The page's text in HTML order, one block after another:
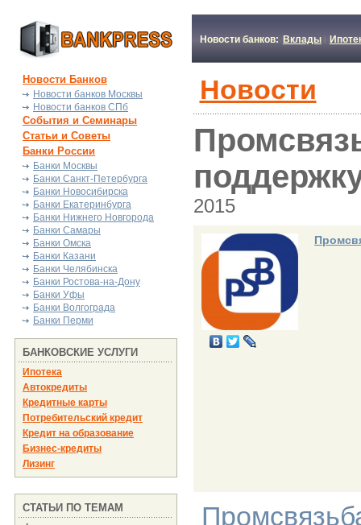
Новости банков: Вклады
Новости Банков
Новости банков Москвы
Новости банков СПб
События и Семинары
Статьи и Советы
Банки России
Банки Москвы
Банки Санкт-Петербурга
Банки Новосибирска
Банки Екатеринбурга
Банки Нижнего Новгорода
Банки Самары
Банки Омска
Банки Казани
Банки Челябинска
Банки Ростова-на-Дону
Банки Уфы
Банки Волгограда
Банки Перми
БАНКОВСКИЕ УСЛУГИ
Ипотека
Автокредиты
Кредитные карты
Потребительский кредит
Кредит на образование
Бизнес-кредиты
Лизинг
СТАТЬИ ПО ТЕМАМ
Новости
2015